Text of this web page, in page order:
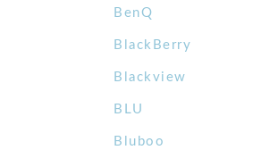
BenQ
BlackBerry
Blackview
BLU
Bluboo